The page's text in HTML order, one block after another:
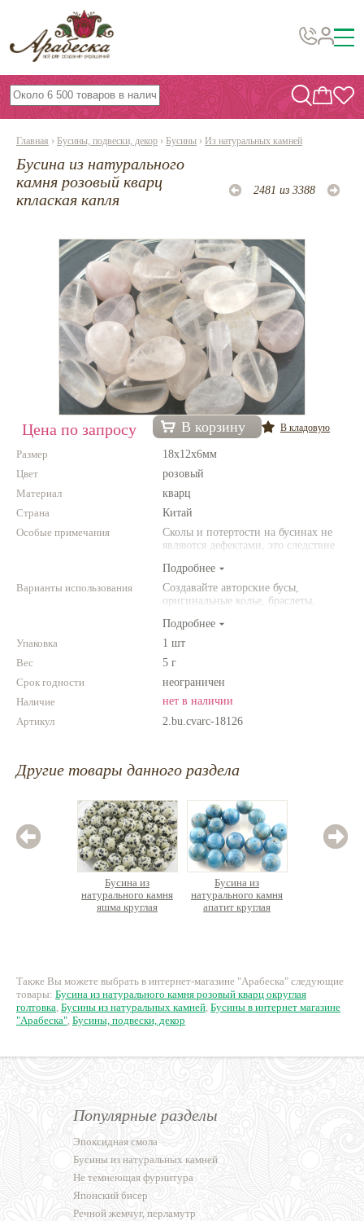
Бусины, подвески, декор
Бисер
Фурнитура
Проволока
Инструменты и материалы
Эпоксидная смола
Шнуры, ленты, нитки
По темам и сезонам
Бисер TOHO
Нетемнеющая фурнитура
Всё для вышивки
Проволока
Натуральные камни
Новинки!
О магазине
Главная › Бусины, подвески, декор › Бусины › Из натуральных камней
Бусина из натурального
камня розовый кварц
кплаская капля
2481 из 3388
Цена по запросу В корзину В кладовую
Размер
18х12х6мм
Цвет
розовый
Материал
кварц
Страна
Китай
Особые примечания
Сколы и потертости на бусинах не
являются дефектами, это следствие
природного камня. Цвет и размер
товара может отличаться от
представленных на фото.
Подробнее
Варианты использования
Создавайте авторские бусы,
оригинальные колье, браслеты,
Комбинируйте различные цвета и
размеры. Фантазируйте!
Подробнее
Упаковка
1 шт
Вес
5 г
Срок годности
неограничен
Наличие
нет в наличии
Артикул
2.bu.cvarc-18126
Другие товары данного раздела
Бусина из
натурального камня
яшма круглая
Бусина из
натурального камня
апатит круглая
Также Вы можете выбрать в интернет-магазине "Арабеска" следующие
товары: Бусина из натурального камня розовый кварц округлая
голтовка, Бусины из натуральных камней, Бусины в интернет магазине
"Арабеска", Бусины, подвески, декор
Популярные разделы
Эпоксидная смола
Бусины из натуральных камней
Не темнеющая фурнитура
Японский бисер
Речной жемчуг, перламутр